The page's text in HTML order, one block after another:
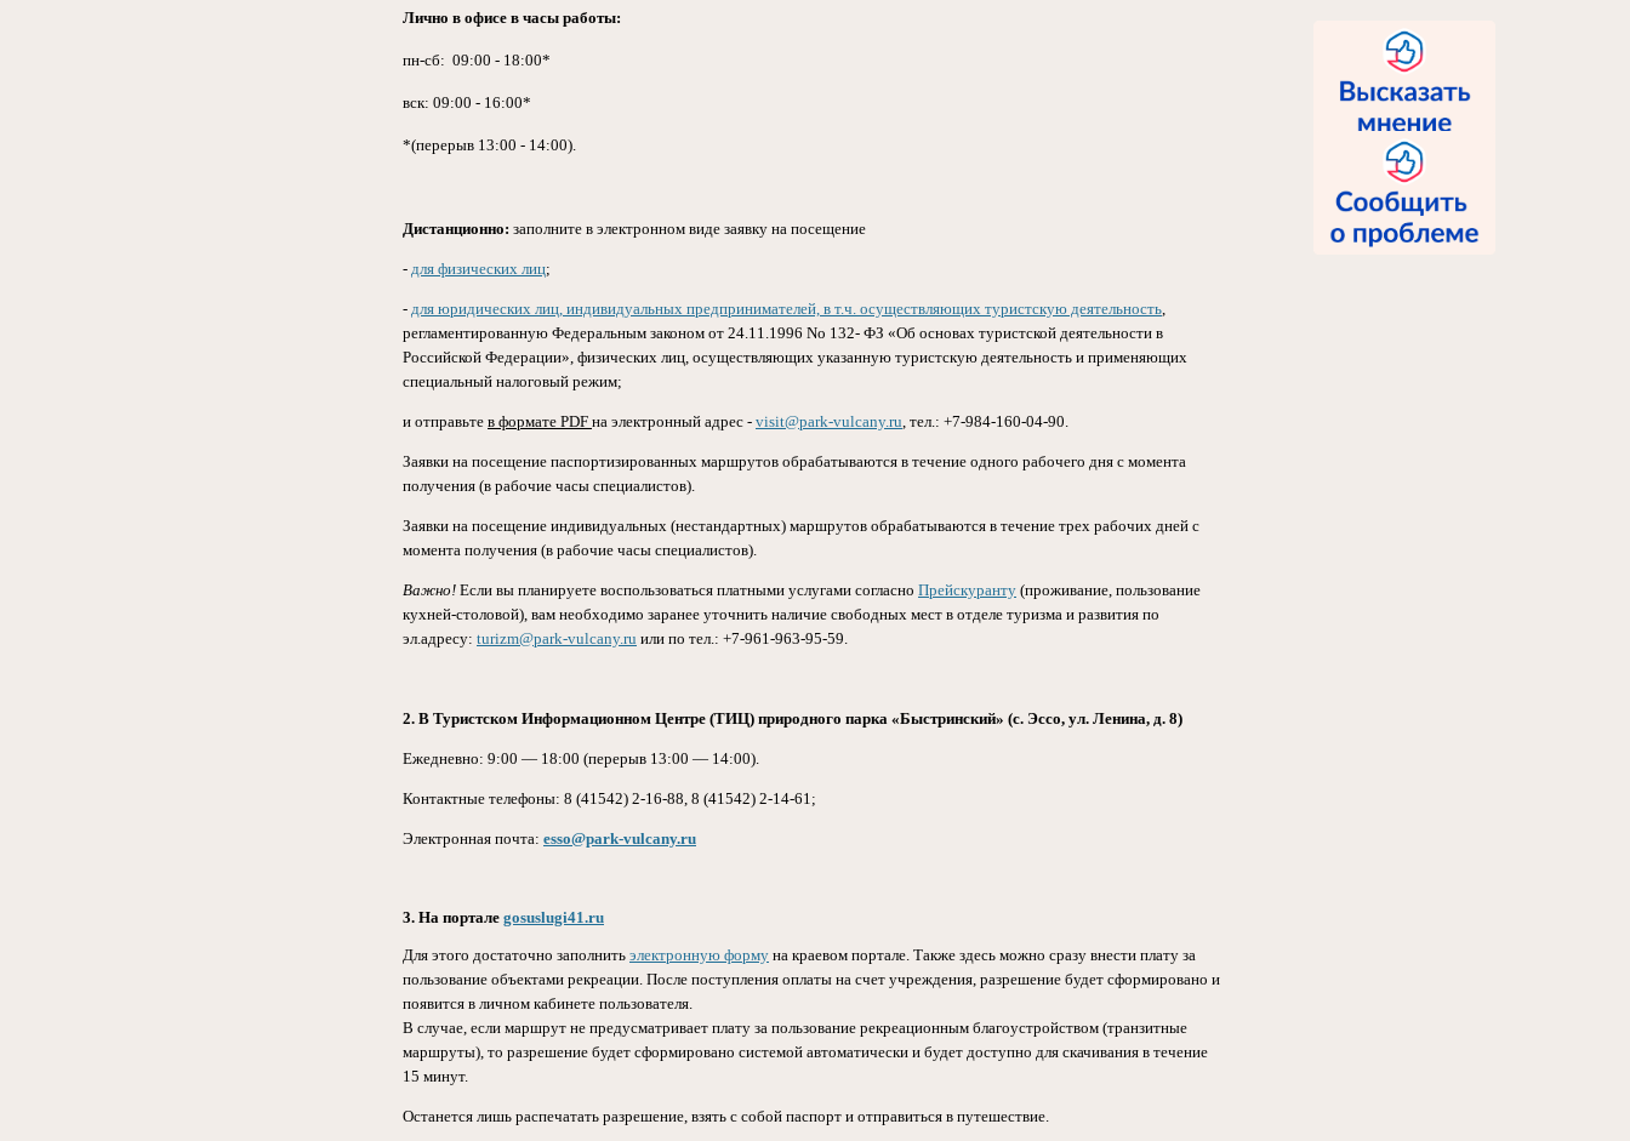
Лично в офисе в часы работы:
пн-сб: 09:00 - 18:00*
вск: 09:00 - 16:00*
*(перерыв 13:00 - 14:00).
Дистанционно: заполните в электронном виде заявку на посещение
- для физических лиц;
- для юридических лиц, индивидуальных предпринимателей, в т.ч. осуществляющих туристскую деятельность
регламентированную Федеральным законом от 24.11.1996 No 132- ФЗ «Об основах туристской деятельности в
Российской Федерации», физических лиц, осуществляющих указанную туристскую деятельность и применяющих
специальный налоговый режим;
и отправьте в формате PDF на электронный адрес - visit@park-vulcany.ru , тел.: +7-984-160-04-90.
Заявки на посещение паспортизированных маршрутов обрабатываются в течение одного рабочего дня с момента
получения (в рабочие часы специалистов).
Заявки на посещение индивидуальных (нестандартных) маршрутов обрабатываются в течение трех рабочих дней с
момента получения (в рабочие часы специалистов).
Важно! Если вы планируете воспользоваться платными услугами согласно Прейскуранту (проживание, пользование
кухней-столовой), вам необходимо заранее уточнить наличие свободных мест в отделе туризма и развития по
эл.адресу: turizm@park-vulcany.ru или по тел.: +7-961-963-95-59.
2. В Туристском Информационном Центре (ТИЦ) природного парка «Быстринский» (с. Эссо, ул. Ленина, д. 8)
Ежедневно: 9:00 — 18:00 (перерыв 13:00 — 14:00).
Контактные телефоны: 8 (41542) 2-16-88, 8 (41542) 2-14-61;
Электронная почта: esso@park-vulcany.ru
3. На портале gosuslugi41.ru
Для этого достаточно заполнить электронную форму на краевом портале. Также здесь можно сразу внести плату за
пользование объектами рекреации. После поступления оплаты на счет учреждения, разрешение будет сформировано и
появится в личном кабинете пользователя.
В случае, если маршрут не предусматривает плату за пользование рекреационным благоустройством (транзитные
маршруты), то разрешение будет сформировано системой автоматически и будет доступно для скачивания в течение
15 минут.
Останется лишь распечатать разрешение, взять с собой паспорт и отправиться в путешествие.